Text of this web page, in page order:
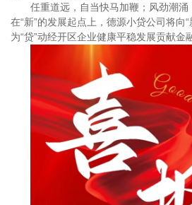
任重道远，自当快马加鞭；风劲潮涌
在“新”的发展起点上， 德源小贷公司将向
为“贷”动经开区企业健康平稳发展贡献金